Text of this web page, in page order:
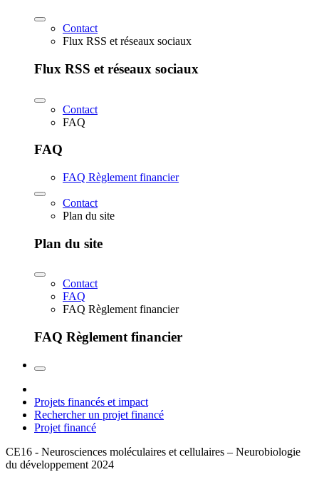
Contact
Flux RSS et réseaux sociaux
Flux RSS et réseaux sociaux
Contact
FAQ
FAQ
FAQ Règlement financier
Contact
Plan du site
Plan du site
Contact
FAQ
FAQ Règlement financier
FAQ Règlement financier
Projets financés et impact
Rechercher un projet financé
Projet financé
CE16 - Neurosciences moléculaires et cellulaires – Neurobiologie
du développement 2024